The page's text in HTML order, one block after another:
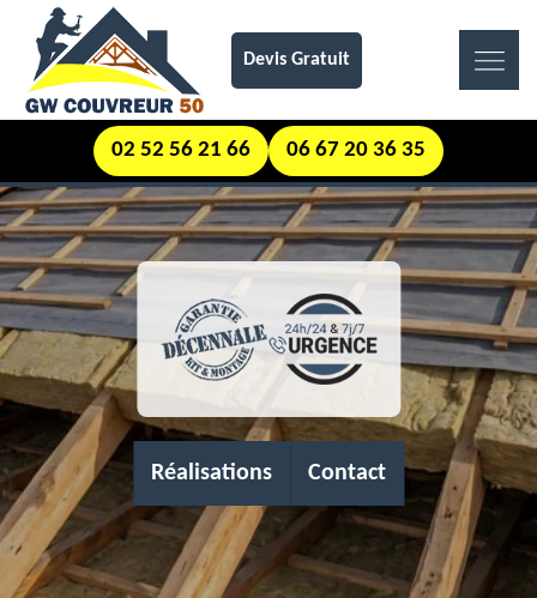
Devis Gratuit
02 52 56 21 66 06 67 20 36 35
Réalisations Contact